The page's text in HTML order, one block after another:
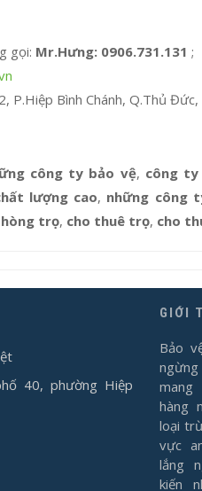
gọi: Mr.Hưng: 0906.731.131 ;
Bình Chánh, Q.Thủ Đức,
công ty bảo vệ, công
lượng cao, những công
trọ, cho thuê trọ, cho
40, phường Hiệp
GIỚI
Bảo
ngừng
hàng
loại
vực
lắng
kiến